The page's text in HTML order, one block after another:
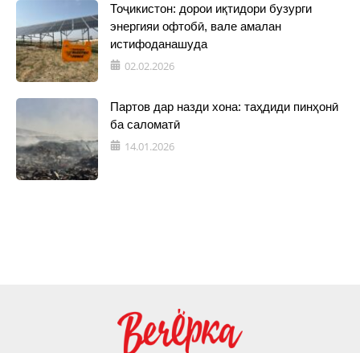
Тоҷикистон: дорои иқтидори бузурги
энергияи офтобӣ, вале амалан
истифоданашуда
02.02.2026
Партов дар назди хона: таҳдиди пинҳонӣ
ба саломатӣ
14.01.2026